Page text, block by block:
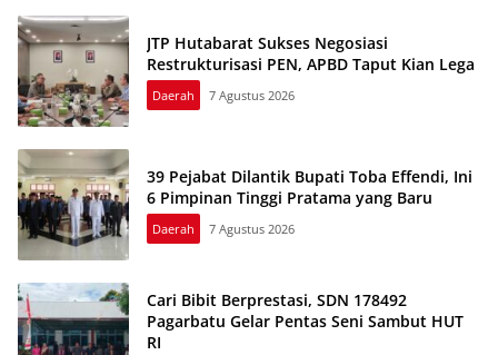
JTP Hutabarat Sukses Negosiasi
Restrukturisasi PEN, APBD Taput Kian Lega
Daerah 7 Agustus 2026
39 Pejabat Dilantik Bupati Toba Effendi, Ini
6 Pimpinan Tinggi Pratama yang Baru
Daerah 7 Agustus 2026
Cari Bibit Berprestasi, SDN 178492
Pagarbatu Gelar Pentas Seni Sambut HUT
RI